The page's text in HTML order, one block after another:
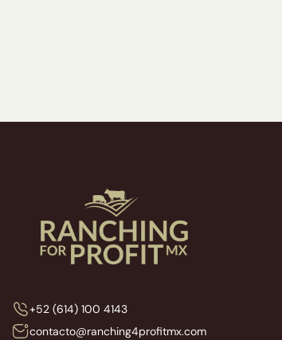
+52 (614) 100 4143
contacto@ranching4profitmx.com